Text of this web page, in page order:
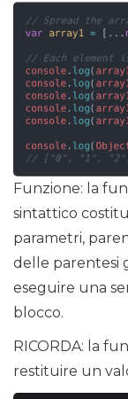
Funzione: la
sintattico
parametri,
delle parentesi
eseguire una
blocco.
RICORDA: la
restituire un